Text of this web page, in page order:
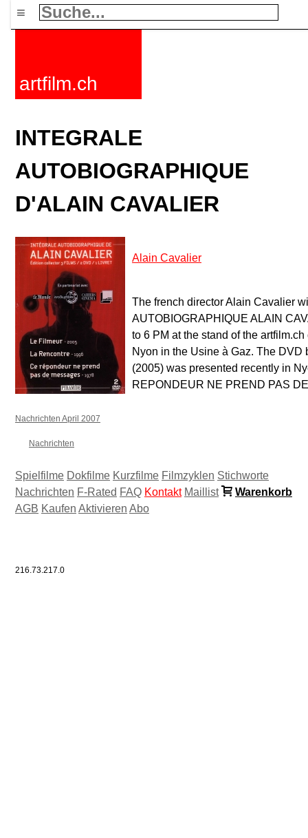
≡
artfilm.ch
INTEGRALE
AUTOBIOGRAPHIQUE
D'ALAIN CAVALIER
Alain Cavalier
The french director Alain Cavalier
AUTOBIOGRAPHIQUE ALAIN
to 6 PM at the stand of the
Nyon in the Usine à Gaz. The
(2005) was presented recently in
REPONDEUR NE PREND PAS
Nachrichten April 2007
Nachrichten
Spielfilme Dokfilme Kurzfilme Filmzyklen Stichworte
Nachrichten F-Rated FAQ Kontakt Maillist
Warenkorb
AGB Kaufen Aktivieren Abo
216.73.217.0